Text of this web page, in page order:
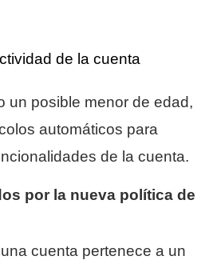
de la cuenta
un posible menor de edad,
automáticos para
de la cuenta.
por la nueva política de
cuenta pertenece a un